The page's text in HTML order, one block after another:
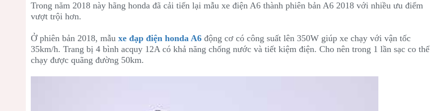
Trong năm 2018 này hãng honda đã cải tiến lại mẫu xe điện A6 thành phiên bản A6 2018 với nhiều ưu điểm
vượt trội hơn.
Ở phiên bản 2018, mẫu xe đạp điện honda A6 động cơ có công suất lên 350W giúp xe chạy với vận tốc
35km/h. Trang bị 4 bình acquy 12A có khả năng chống nước và tiết kiệm điện. Cho nên trong 1 lần sạc co thể
chạy được quãng đường 50km.